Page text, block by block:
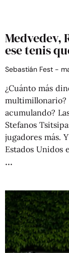
Medvedev,
ese tenis
Sebastián Fest
¿Cuánto más
multimillonario?
acumulando?
Stefanos
jugadores más.
Estados Unidos e